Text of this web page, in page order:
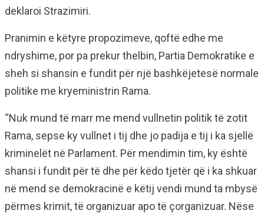
deklaroi Strazimiri.
Pranimin e këtyre propozimeve, qoftë edhe me
ndryshime, por pa prekur thelbin, Partia Demokratike e
sheh si shansin e fundit për një bashkëjetesë normale
politike me kryeministrin Rama.
“Nuk mund të marr me mend vullnetin politik të zotit
Rama, sepse ky vullnet i tij dhe jo padija e tij i ka sjellë
kriminelët në Parlament. Për mendimin tim, ky është
shansi i fundit për të dhe për këdo tjetër që i ka shkuar
në mend se demokracinë e këtij vendi mund ta mbysë
përmes krimit, të organizuar apo të çorganizuar. Nëse